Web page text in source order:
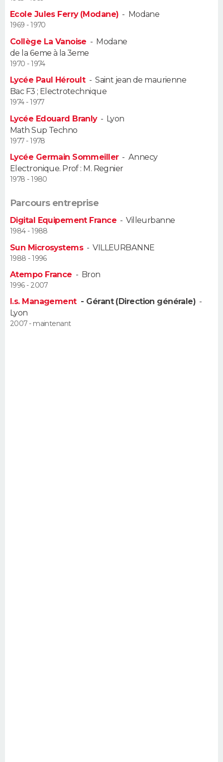
Alimentation
Guide de la santé
Maladies
Médicaments
Sommeil
VOYAGE
Destinations
City break
Voyage nature
Voyage de noces
Forum
Climat
+
PHOTO
BONS PLANS
CARTE DE VOEUX
Carte de Noël
Carte Bonne année
Carte Saint-Valentin
Carte Pâques
Carte d'anniversaire
DICTIONNAIRE
Dictionnaire
Biographies
Citations
Expressions
Proverbes
PROGRAMME TV
S'inscrire
Se connecter
Lycées
Collèges
Primaires
Universités
Entreprises
Service militaire
Avis de recherche
AVIS DE DÉCÈS
FORUM
Bricolage
Lifestyle
Culture
Sport
Auto
Television
Voyage
Cinema
Ecole Jules Ferry (Modane) - Modane
1969 - 1970
Collège La Vanoise - Modane
de la 6eme à la 3eme
1970 - 1974
Lycée Paul Héroult-Saint jean de maurienne
Bac F3 ; Electrotechnique
1974 - 1977
Lycée Edouard Branly- Lyon
Math Sup Techno
1977 - 1978
Lycée Germain Sommeiller- Annecy
Electronique. Prof : M. Regnier
1978 - 1980
Parcours entreprise
Digital Equipement France -Villeurbanne
1984 - 1988
Sun Microsystems-VILLEURBANNE
1988 - 1996
Atempo France - Bron
1996 - 2007
I.s. Management - Gérant (Direction générale) -
Lyon
2007 - maintenant